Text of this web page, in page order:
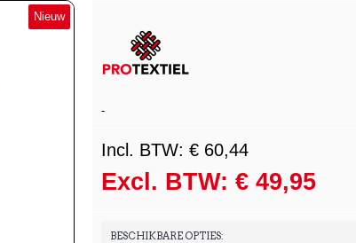
Nieuw
-
Incl. BTW: € 60,44
Excl. BTW: € 49,95
BESCHIKBARE OPTIES: